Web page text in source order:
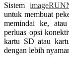
Sistem
untuk membuat
memindai ke,
perluas opsi
kartu SD atau
dengan lebih